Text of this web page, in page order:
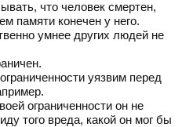
что человек смертен,
памяти конечен у него.
умнее других людей не
уязвим перед
ограниченности он не
того вреда, какой он мог бы